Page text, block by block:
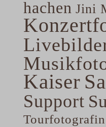
hachen Jini
Kaiser
Support
Tourfotografin